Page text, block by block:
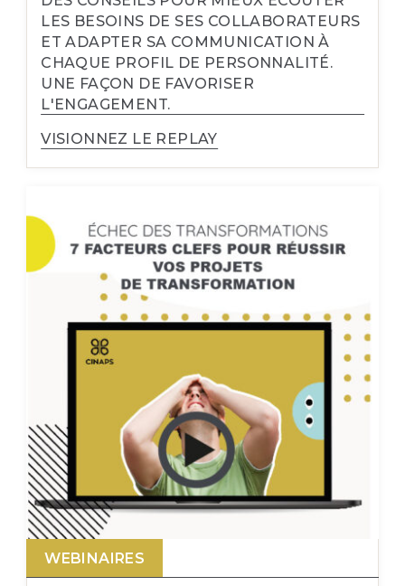
LES BESOINS DE SES COLLABORATEURS
ET ADAPTER SA COMMUNICATION À
CHAQUE PROFIL DE PERSONNALITÉ.
UNE FAÇON DE FAVORISER
L'ENGAGEMENT.
VISIONNEZ LE REPLAY
WEBINAIRES